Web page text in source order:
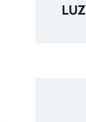
LUZ